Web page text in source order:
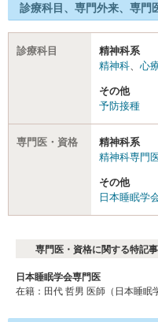
診療科目、専門外来、専門
診療科目
精神科系
精神科
心
その他
予防接種
専門医・資格
精神科系
精神科専門
その他
日本睡眠学
専門医・資格に関する特記
日本睡眠学会専門医
在籍：田代 哲男 医師（日本睡眠